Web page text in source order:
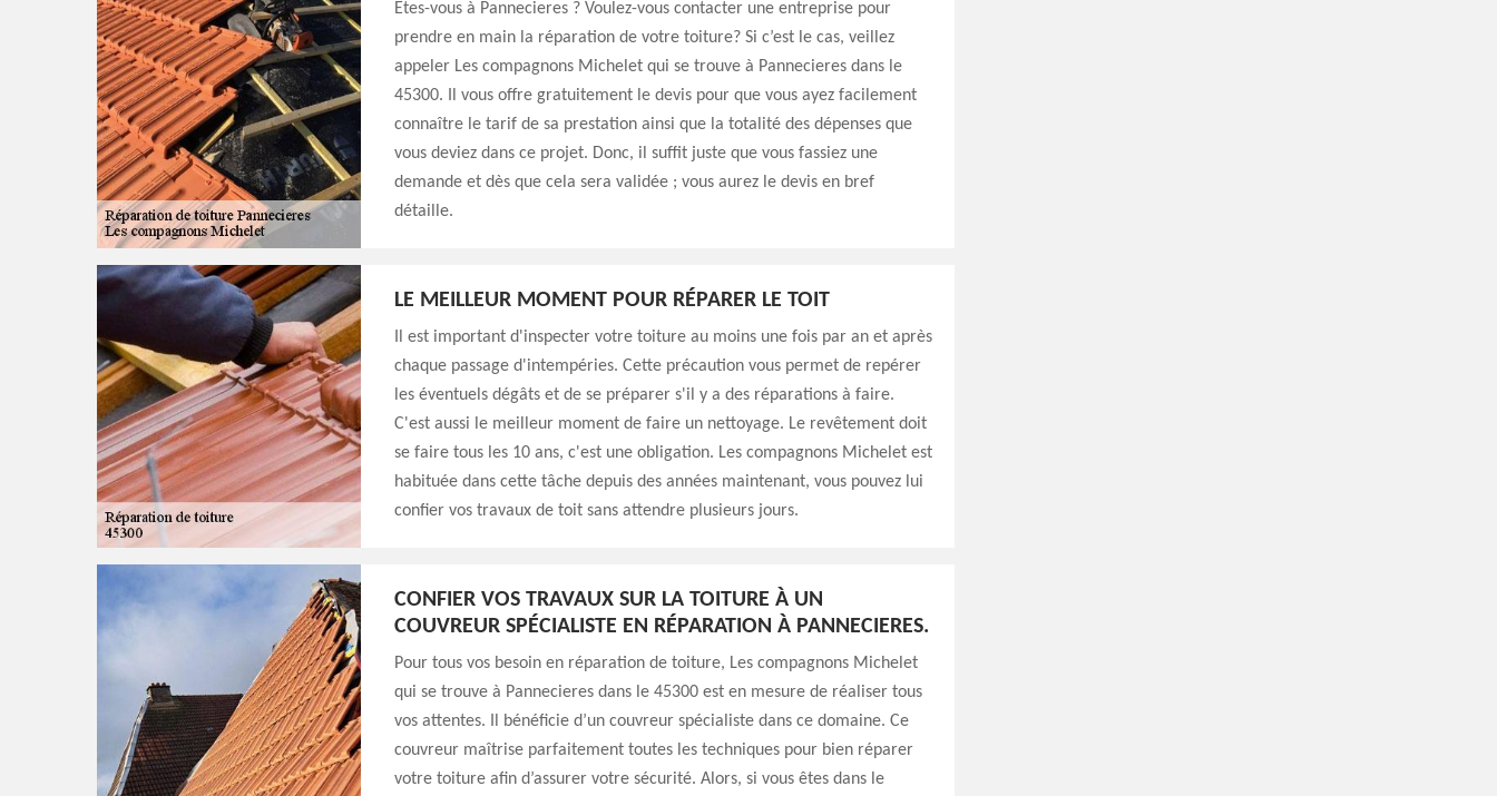
Etes-vous à Pannecieres ? Voulez-vous contacter une entreprise pour
prendre en main la réparation de votre toiture? Si c’est le cas, veillez
appeler Les compagnons Michelet qui se trouve à Pannecieres dans le
45300. Il vous offre gratuitement le devis pour que vous ayez facilement
connaître le tarif de sa prestation ainsi que la totalité des dépenses que
vous deviez dans ce projet. Donc, il suffit juste que vous fassiez une
demande et dès que cela sera validée ; vous aurez le devis en bref
détaille.
LE MEILLEUR MOMENT POUR RÉPARER LE TOIT
Il est important d'inspecter votre toiture au moins une fois par an et après
chaque passage d'intempéries. Cette précaution vous permet de repérer
les éventuels dégâts et de se préparer s'il y a des réparations à faire.
C'est aussi le meilleur moment de faire un nettoyage. Le revêtement doit
se faire tous les 10 ans, c'est une obligation. Les compagnons Michelet est
habituée dans cette tâche depuis des années maintenant, vous pouvez lui
confier vos travaux de toit sans attendre plusieurs jours.
CONFIER VOS TRAVAUX SUR LA TOITURE À UN
COUVREUR SPÉCIALISTE EN RÉPARATION À PANNECIERES.
Pour tous vos besoin en réparation de toiture, Les compagnons Michelet
qui se trouve à Pannecieres dans le 45300 est en mesure de réaliser tous
vos attentes. Il bénéficie d’un couvreur spécialiste dans ce domaine. Ce
couvreur maîtrise parfaitement toutes les techniques pour bien réparer
votre toiture afin d’assurer votre sécurité. Alors, si vous êtes dans le